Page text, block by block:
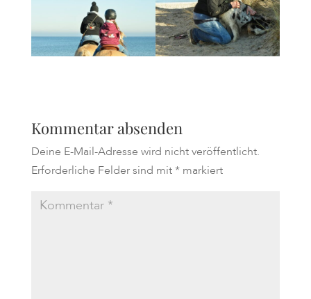
Kommentar absenden
Deine E-Mail-Adresse wird nicht veröffentlicht.
Erforderliche Felder sind mit*markiert